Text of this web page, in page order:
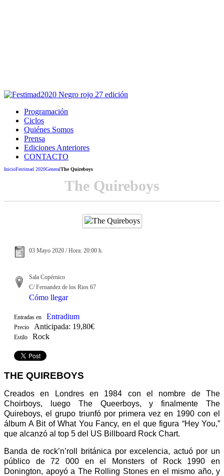
Programación
Ciclos
Quiénes Somos
Prensa
Ediciones Anteriores
CONTACTO
InicioFestimad 2020GeneralThe Quireboys
The Quireboys
03 Mayo 2020 / Hora: 20:00 h.
Sala Copérnico
C/ Fernandez de los Rios 67
Cómo llegar
Entradas en Entradium
Precio Anticipada: 19,80€
Estilo Rock
THE QUIREBOYS
Creados en Londres en 1984 con el nombre de The
Choirboys, luego The Queerboys, y finalmente The
Quireboys, el grupo triunfó por primera vez en 1990 con el
álbum A Bit of What You Fancy, en el que figura “Hey You,”
que alcanzó al top 5 del US Billboard Rock Chart.
Banda de rock’n’roll británica por excelencia, actuó por un
público de 72 000 en el Monsters of Rock 1990 en
Donington, apoyó a The Rolling Stones en el mismo año, y